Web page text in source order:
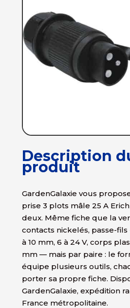
Description
produit
GardenGalaxie vous
prise 3 plots mâle 25 A
deux. Même fiche que la
contacts nickelés, passe-
à 10 mm, 6 à 24 V, corps
mm — mais par paire : le
équipe plusieurs outils,
porter sa propre fiche.
GardenGalaxie, expédition
France métropolitaine.